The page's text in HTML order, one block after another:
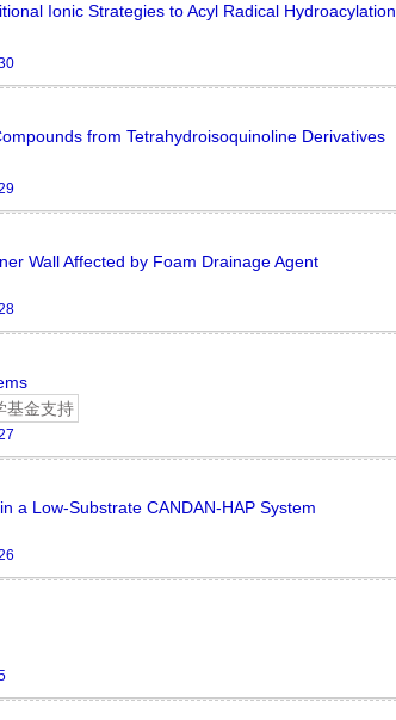
Ionic Strategies to Acyl Radical Hydroacylation
from Tetrahydroisoquinoline Derivatives
Wall Affected by Foam Drainage Agent
基金支持
a Low-Substrate CANDAN-HAP System